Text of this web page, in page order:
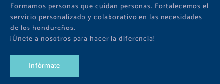
Formamos personas que cuidan personas. Fortalecemos el
servicio personalizado y colaborativo en las necesidades
de los hondureños.
¡Únete a nosotros para hacer la diferencia!
Infórmate